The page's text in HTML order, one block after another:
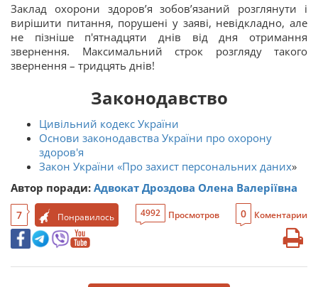
Заклад охорони здоров’я зобов’язаний розглянути і
вирішити питання, порушені у заяві, невідкладно, але
не пізніше п'ятнадцяти днів від дня отримання
звернення. Максимальний строк розгляду такого
звернення – тридцять днів!
Законодавство
Цивільний кодекс України
Основи законодавства України про охорону
здоров'я
Закон України «Про захист персональних даних»
Автор поради: Адвокат Дроздова Олена Валеріївна
7 Понравилось 4992 Просмотров 0 Коментарии